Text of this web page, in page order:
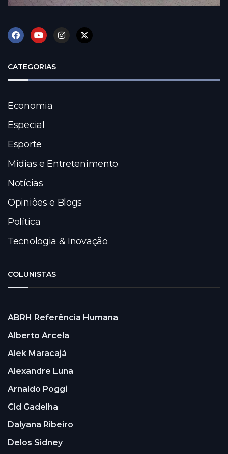
CATEGORIAS
Economia
Especial
Esporte
Mídias e Entretenimento
Notícias
Opiniões e Blogs
Política
Tecnologia & Inovação
COLUNISTAS
ABRH Referência Humana
Alberto Arcela
Alek Maracajá
Alexandre Luna
Arnaldo Poggi
Cid Gadelha
Dalyana Ribeiro
Delos Sidney